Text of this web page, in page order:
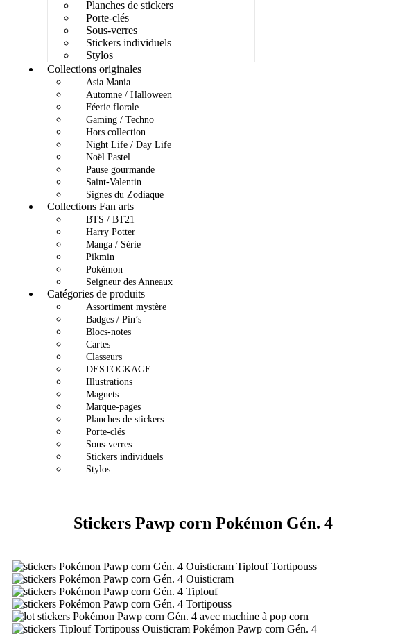
Planches de stickers
Porte-clés
Sous-verres
Stickers individuels
Stylos
Collections originales
Asia Mania
Automne / Halloween
Féerie florale
Gaming / Techno
Hors collection
Night Life / Day Life
Noël Pastel
Pause gourmande
Saint-Valentin
Signes du Zodiaque
Collections Fan arts
BTS / BT21
Harry Potter
Manga / Série
Pikmin
Pokémon
Seigneur des Anneaux
Catégories de produits
Assortiment mystère
Badges / Pin’s
Blocs-notes
Cartes
Classeurs
DESTOCKAGE
Illustrations
Magnets
Marque-pages
Planches de stickers
Porte-clés
Sous-verres
Stickers individuels
Stylos
Stickers Pawp corn Pokémon Gén. 4